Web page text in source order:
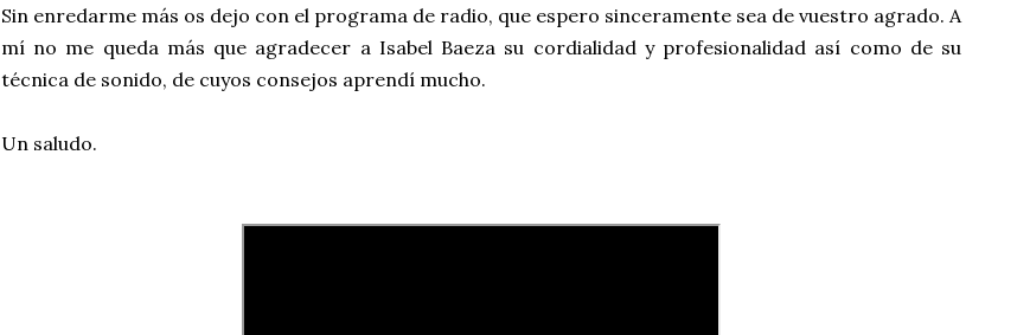
Sin enredarme más os dejo con el programa de radio, que espero sinceramente sea de vuestro agrado. A
mí no me queda más que agradecer a Isabel Baeza su cordialidad y profesionalidad así como de su
técnica de sonido, de cuyos consejos aprendí mucho.
Un saludo.